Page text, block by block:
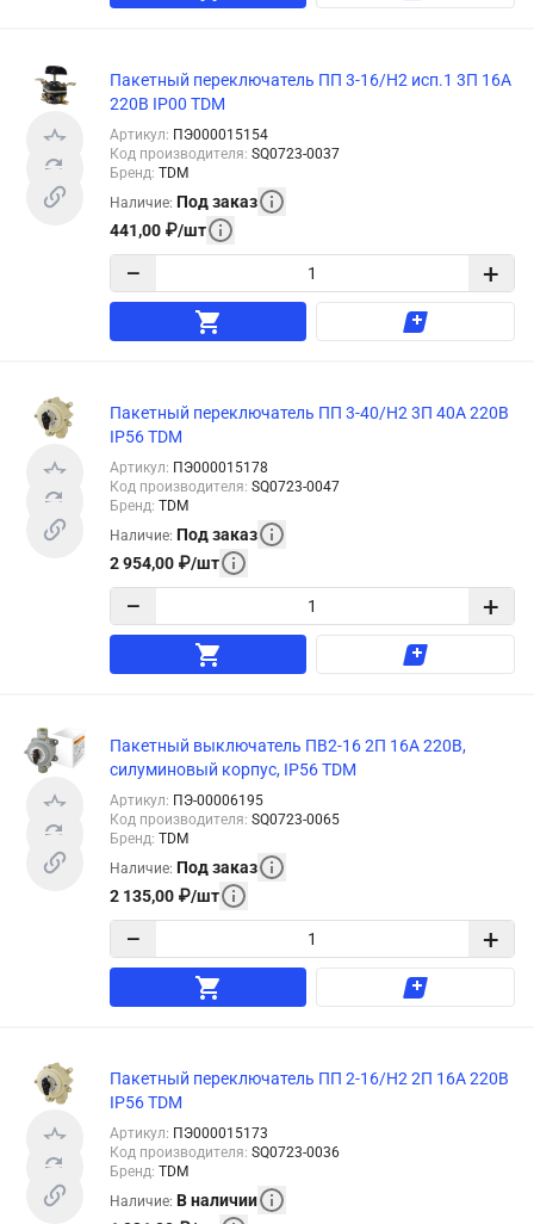
Пакетный переключатель ПП 3-16/Н2 исп.1 3П 16А
220В IP00 TDM
Артикул: ПЭ000015154
Код производителя: SQ0723-0037
Бренд: TDM
Наличие: Под заказ
441,00 ₽/шт
− +
Пакетный переключатель ПП 3-40/Н2 3П 40А 220В
IP56 TDM
Артикул: ПЭ000015178
Код производителя: SQ0723-0047
Бренд: TDM
Наличие: Под заказ
2 954,00 ₽/шт
− +
Пакетный выключатель ПВ2-16 2П 16А 220В,
силуминовый корпус, IP56 TDM
Артикул: ПЭ-00006195
Код производителя: SQ0723-0065
Бренд: TDM
Наличие: Под заказ
2 135,00 ₽/шт
− +
Пакетный переключатель ПП 2-16/Н2 2П 16А 220В
IP56 TDM
Артикул: ПЭ000015173
Код производителя: SQ0723-0036
Бренд: TDM
Наличие: В наличии